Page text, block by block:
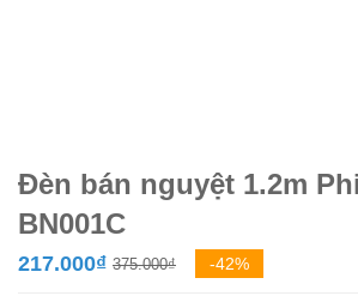
Đèn bán nguyệt 1.2m
BN001C
375.000₫Giá
217.000₫
Giá
-42%